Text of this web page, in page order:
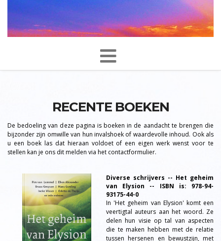
RECENTE BOEKEN
De bedoeling van deze pagina is boeken in de aandacht te brengen die
bijzonder zijn omwille van hun invalshoek of waardevolle inhoud. Ook als
u een boek las dat hieraan voldoet of een eigen werk wenst voor te
stellen kan je ons dit melden via het contactformulier.
Diverse schrijvers -- Het geheim
van Elysion -- ISBN is: 978-94-
93175-44-0
In 'Het geheim van Elysion' komt een
veertigtal auteurs aan het woord. Ze
delen hun visie op tal van aspecten
die te maken hebben met de relatie
tussen hersenen en bewustzijn, met